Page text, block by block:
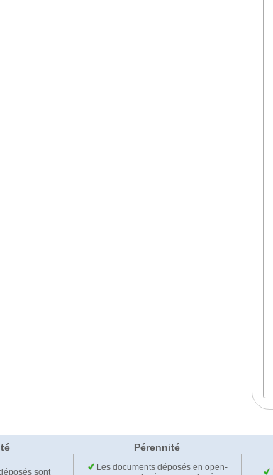
Pérennité
sont
Les documents déposés en open-